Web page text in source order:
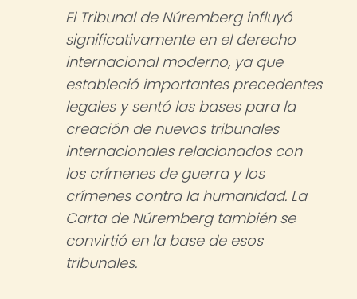
El Tribunal de Núremberg influyó
significativamente en el derecho
internacional moderno, ya que
estableció importantes precedentes
legales y sentó las bases para la
creación de nuevos tribunales
internacionales relacionados con
los crímenes de guerra y los
crímenes contra la humanidad. La
Carta de Núremberg también se
convirtió en la base de esos
tribunales.